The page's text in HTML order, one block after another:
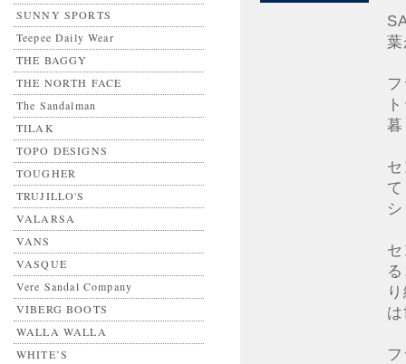
SUNNY SPORTS
Teepee Daily Wear
THE BAGGY
THE NORTH FACE
The Sandalman
TILAK
TOPO DESIGNS
TOUGHER
TRUJILLO'S
VALARSA
VANS
VASQUE
Vere Sandal Company
VIBERG BOOTS
WALLA WALLA
WHITE’S